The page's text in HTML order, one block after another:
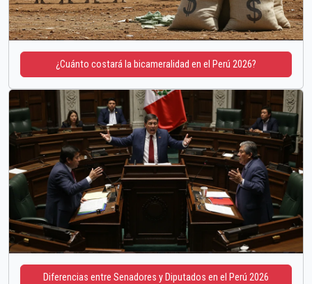
¿Cuánto costará la bicameralidad en el Perú 2026?
Diferencias entre Senadores y Diputados en el Perú 2026